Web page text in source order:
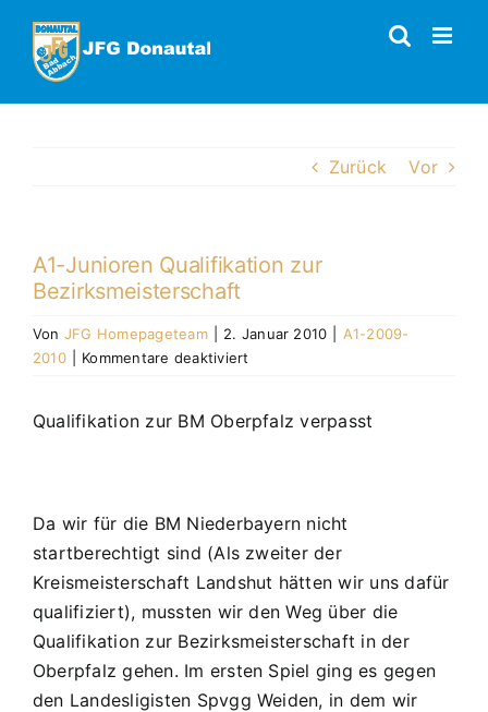
Inhalt
springen
Zurück Vor
A1-Junioren Qualifikation zur
Bezirksmeisterschaft
Von JFG Homepageteam 2. Januar 2010
A1-2009-
2010
Kommentare deaktiviert
Qualifikation
Qualifikation zur BM Oberpfalz verpasst
Da wir für die BM Niederbayern nicht
startberechtigt sind (Als zweiter der
Kreismeisterschaft Landshut hätten wir uns dafür
qualifiziert), mussten wir den Weg über die
Qualifikation zur Bezirksmeisterschaft in der
Oberpfalz gehen. Im ersten Spiel ging es gegen
den Landesligisten Spvgg Weiden, in dem wir